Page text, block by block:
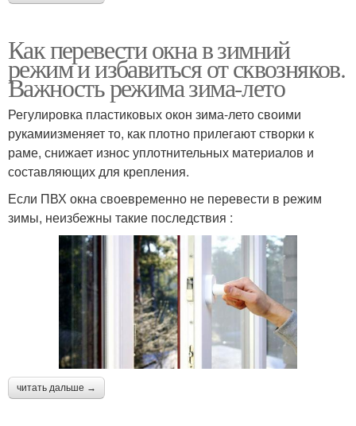
Как перевести окна в зимний
режим и избавиться от сквозняков.
Важность режима зима-лето
Регулировка пластиковых окон зима-лето своими
рукамиизменяет то, как плотно прилегают створки к
раме, снижает износ уплотнительных материалов и
составляющих для крепления.
Если ПВХ окна своевременно не перевести в режим
зимы, неизбежны такие последствия :
читать дальше →